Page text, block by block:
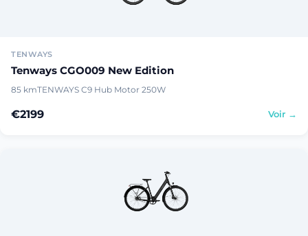
TENWAYS
Tenways CGO009 New Edition
85 kmTENWAYS C9 Hub Motor 250W
€2199 Voir →